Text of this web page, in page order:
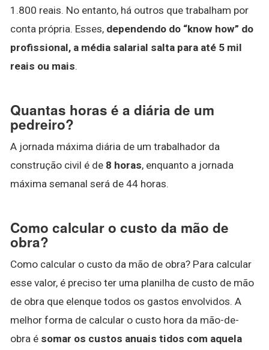
1.800 reais. No entanto, há outros que trabalham por
conta própria. Esses, dependendo do “know how” do
profissional, a média salarial salta para até 5 mil
reais ou mais.
Quantas horas é a diária de um
pedreiro?
A jornada máxima diária de um trabalhador da
construção civil é de 8 horas, enquanto a jornada
máxima semanal será de 44 horas.
Como calcular o custo da mão de
obra?
Como calcular o custo da mão de obra? Para calcular
esse valor, é preciso ter uma planilha de custo de mão
de obra que elenque todos os gastos envolvidos. A
melhor forma de calcular o custo hora da mão-de-
obra é somar os custos anuais tidos com aquela